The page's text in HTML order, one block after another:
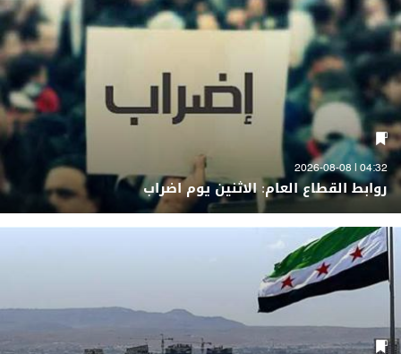
04:32 | 2026-08-08
روابط القطاع العام: الاثنين يوم اضراب